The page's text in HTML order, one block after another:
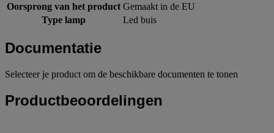
Oorsprong van het product Gemaakt in de EU
Type lamp
Led buis
Documentatie
Selecteer je product om de beschikbare documenten te tonen
Productbeoordelingen